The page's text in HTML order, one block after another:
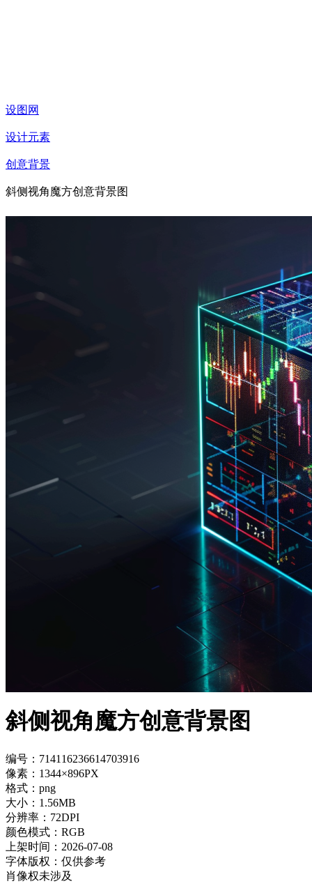
设图网
设计元素
创意背景
斜侧视角魔方创意背景图
斜侧视角魔方创意背景图
编号：714116236614703916
像素：1344×896PX
格式：png
大小：1.56MB
分辨率：72DPI
颜色模式：RGB
上架时间：2026-07-08
字体版权：仅供参考
肖像权未涉及